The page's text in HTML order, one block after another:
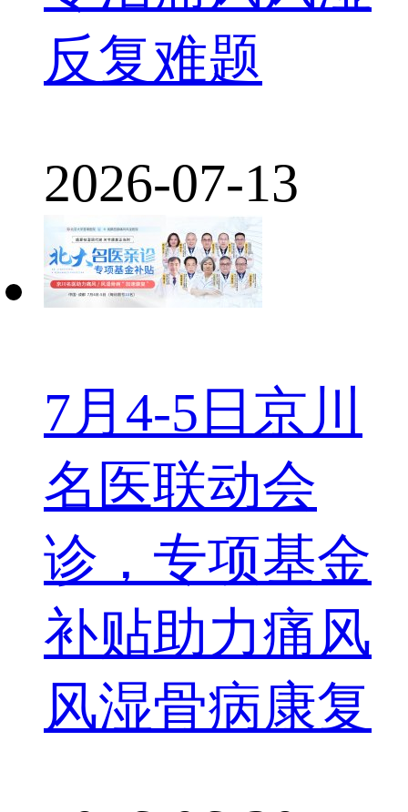
反复难题
2026-07-13
7月4-5日京川
名医联动会
诊，专项基金
补贴助力痛风
风湿骨病康复